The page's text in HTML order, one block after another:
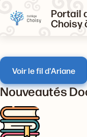
Portail
Choisy
Voir le fil d'Ariane
Nouveautés